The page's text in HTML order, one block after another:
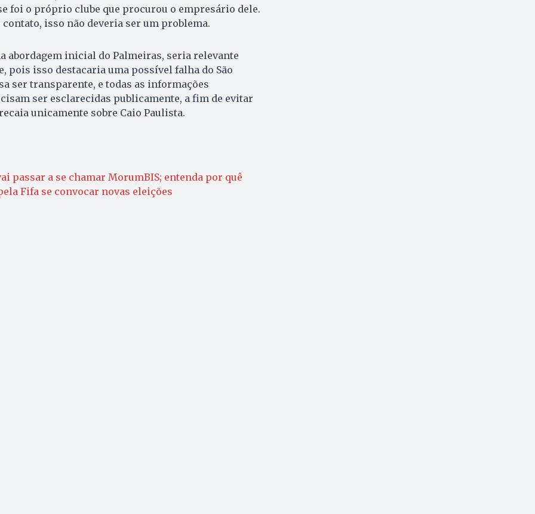
foi o próprio clube que procurou o empresário dele.
isso não deveria ser um problema.
abordagem inicial do Palmeiras, seria relevante
pois isso destacaria uma possível falha do São
ser transparente, e todas as informações
ser esclarecidas publicamente, a fim de evitar
unicamente sobre Caio Paulista.
passar a se chamar MorumBIS; entenda por quê
Fifa se convocar novas eleições